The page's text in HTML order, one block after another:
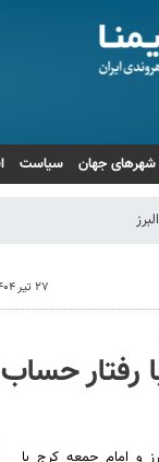
شهرهای جهان سیاست
البرز
۲۷ تیر ۱۴۰۴ - ۱۳:۵۴
رفتار
انقلاب در مشهد